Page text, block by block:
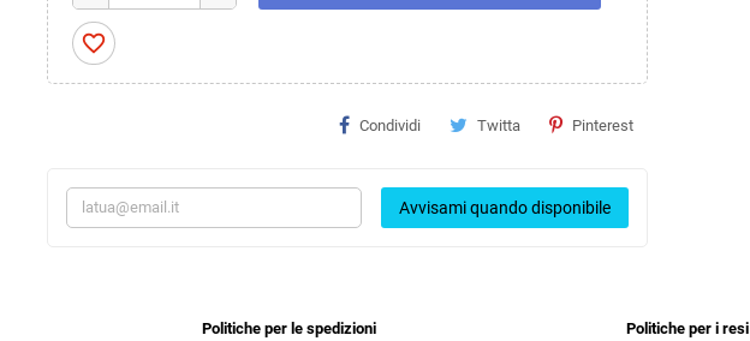
favorite_border
Condividi Twitta Pinterest
Avvisami quando disponibile
Politiche per le spedizioni
Politiche per i resi